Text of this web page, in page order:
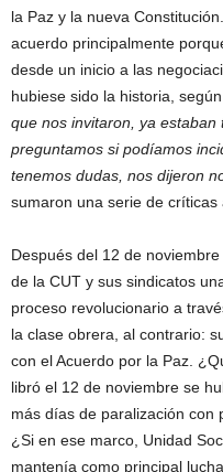
la Paz y la nueva
acuerdo principalmente
desde un inicio a las
hubiese sido la historia,
que nos invitaron, ya
preguntamos si podíamos
tenemos dudas, nos dijeron
sumaron una serie de críticas
Después del 12 de
de la CUT y sus sindicatos
proceso revolucionario a
la clase obrera, al contrario:
con el Acuerdo por la Paz.
libró el 12 de noviembre se
más días de paralización con
¿Si en ese marco, Unidad
mantenía como principal